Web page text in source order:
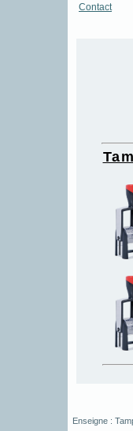
Contact
Enseigne :